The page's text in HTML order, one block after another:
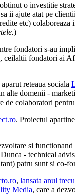
o investitie
ii ajute atat pe
etc) colaboreaza
)
fondatori s-au
ceilaltii fondatori ai
reteaua sociala
alte domenii -
de colaboratori
. Proiectul
si
- technical
patru sunt si co-
, lansata anul
Media, care a